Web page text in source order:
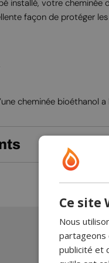
installé, votre cheminée
façon de protéger
cheminée
Ce site
Nous
partageons
publicité et